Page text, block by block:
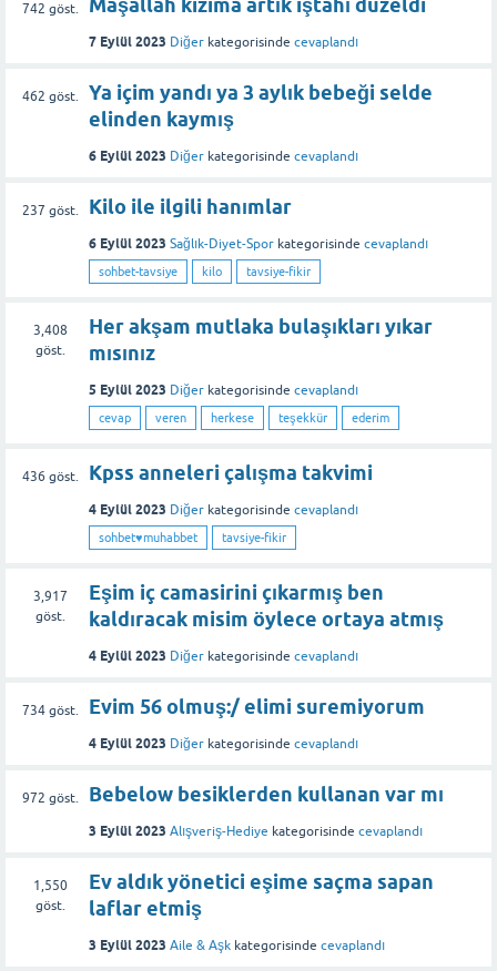
742 göst. Maşallah kizima artık iştahı düzeldi
7 Eylül 2023 Diğer kategorisinde cevaplandı
462 göst.
Ya içim yandı ya 3 aylık bebeği selde
elinden kaymış
6 Eylül 2023 Diğer kategorisinde cevaplandı
237 göst. Kilo ile ilgili hanımlar
6 Eylül 2023 Sağlık-Diyet-Spor kategorisinde cevaplandı
sohbet-tavsiye kilo tavsiye-fikir
3,408
göst.
Her akşam mutlaka bulaşıkları yıkar
mısınız
5 Eylül 2023 Diğer kategorisinde cevaplandı
cevap veren herkese teşekkür ederim
436 göst. Kpss anneleri çalışma takvimi
4 Eylül 2023 Diğer kategorisinde cevaplandı
sohbet♥️muhabbet tavsiye-fikir
3,917
göst.
Eşim iç camasirini çıkarmış ben
kaldıracak misim öylece ortaya atmış
4 Eylül 2023 Diğer kategorisinde cevaplandı
734göst. Evim 56 olmuş:/ elimi suremiyorum
4 Eylül 2023 Diğer kategorisinde cevaplandı
972 göst. Bebelow besiklerden kullanan var mı
3 Eylül 2023 Alışveriş-Hediye kategorisinde cevaplandı
1,550
göst.
Ev aldık yönetici eşime saçma sapan
laflar etmiş
3 Eylül 2023 Aile & Aşk kategorisinde cevaplandı